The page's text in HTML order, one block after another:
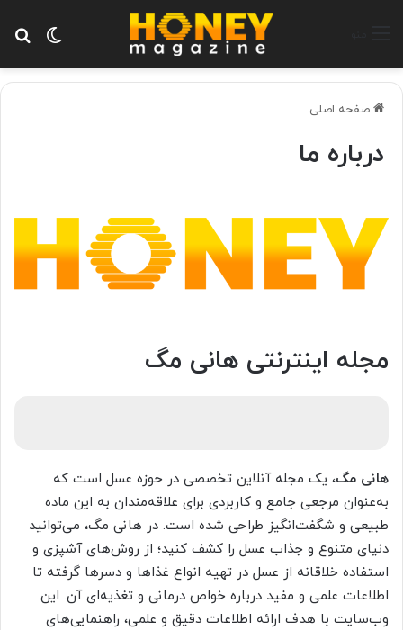
تغییر
صفحه اصلی
درباره ما
مجله اینترنتی هانی مگ
هانی مگ، یک مجله آنلاین تخصصی در حوزه عسل است که
به‌عنوان مرجعی جامع و کاربردی برای علاقه‌مندان به این ماده
طبیعی و شگفت‌انگیز طراحی شده است. در هانی مگ، می‌توانید
دنیای متنوع و جذاب عسل را کشف کنید؛ از روش‌های آشپزی و
استفاده خلاقانه از عسل در تهیه انواع غذاها و دسرها گرفته تا
اطلاعات علمی و مفید درباره خواص درمانی و تغذیه‌ای آن. این
وب‌سایت با هدف ارائه اطلاعات دقیق و علمی، راهنمایی‌های